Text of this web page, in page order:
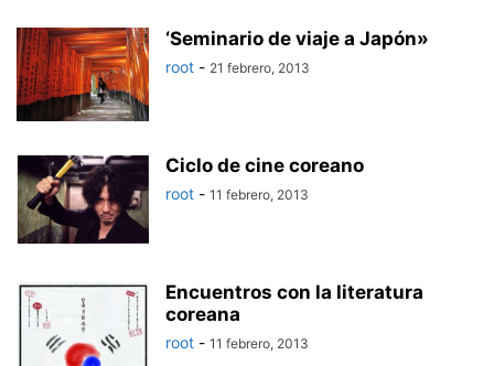
‘Seminario de viaje a Japón»
root - 21 febrero, 2013
Ciclo de cine coreano
root - 11 febrero, 2013
Encuentros con la literatura
coreana
root - 11 febrero, 2013